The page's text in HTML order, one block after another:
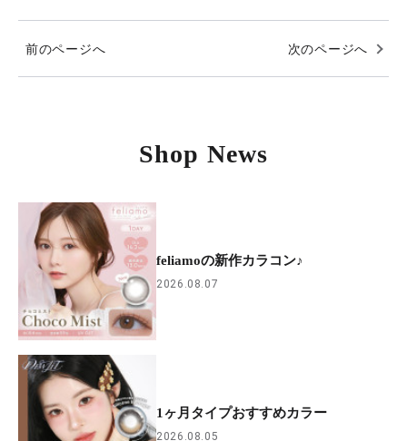
前のページへ 次のページへ
Shop News
feliamoの新作カラコン♪
2026.08.07
1ヶ月タイプおすすめカラー
2026.08.05